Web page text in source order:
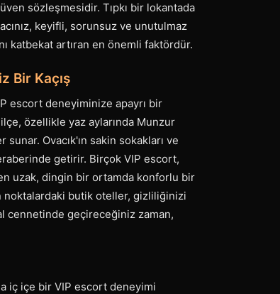
sözleşmesidir. Tıpkı bir lokantada
keyifli, sorunsuz ve unutulmaz
katbekat artıran en önemli faktördür.
Bir Kaçış
escort deneyiminize apayrı bir
özellikle yaz aylarında Munzur
Ovacık'ın sakin sokakları ve
getirir. Birçok VIP escort,
uzak, dingin bir ortamda konforlu bir
noktalardaki butik oteller, gizliliğinizi
cennetinde geçireceğiniz zaman,
iç içe bir VIP escort deneyimi